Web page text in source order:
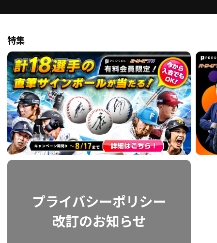
利用規約
運営会社（別ウィンドウで開く） よくある質問
特定商取引法の表示 アルバイト募集（別ウィンドウで開く
動画を検索（選手・チーム・プレー内容…）
特集